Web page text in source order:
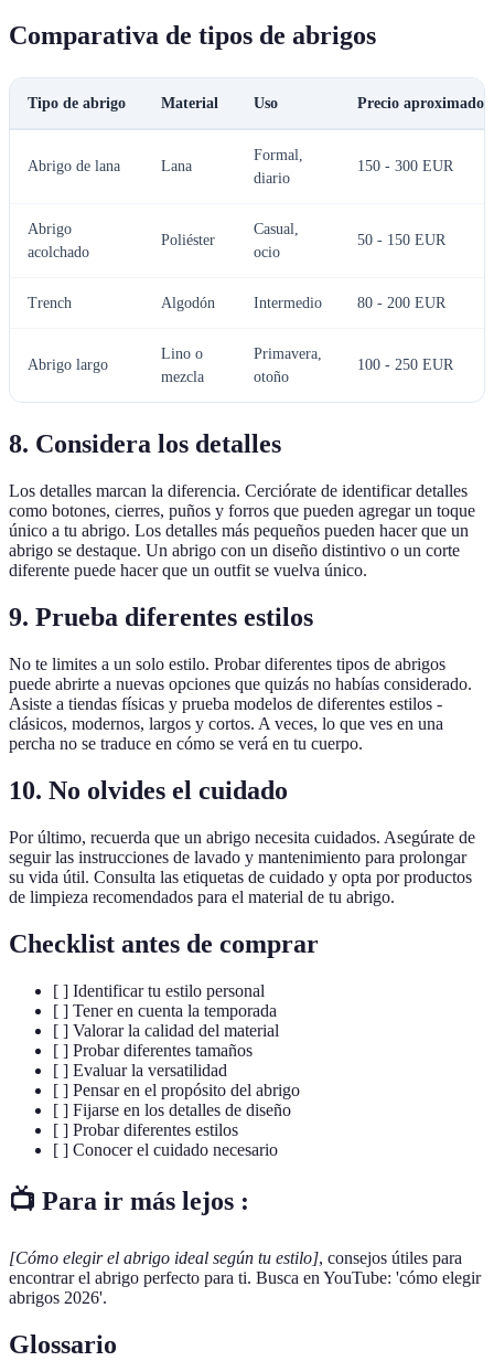
Comparativa de tipos de abrigos
Tipo de abrigo Material Uso Precio aproximado
Abrigo de lana Lana
Formal,
diario
150 - 300 EUR
Abrigo
acolchado
Poliéster
Casual,
ocio
50 - 150 EUR
Trench Algodón Intermedio 80 - 200 EUR
Abrigo largo
Lino o
mezcla
Primavera,
otoño
100 - 250 EUR
8. Considera los detalles
Los detalles marcan la diferencia. Cerciórate de identificar detalles
como botones, cierres, puños y forros que pueden agregar un toque
único a tu abrigo. Los detalles más pequeños pueden hacer que un
abrigo se destaque. Un abrigo con un diseño distintivo o un corte
diferente puede hacer que un outfit se vuelva único.
9. Prueba diferentes estilos
No te limites a un solo estilo. Probar diferentes tipos de abrigos
puede abrirte a nuevas opciones que quizás no habías considerado.
Asiste a tiendas físicas y prueba modelos de diferentes estilos -
clásicos, modernos, largos y cortos. A veces, lo que ves en una
percha no se traduce en cómo se verá en tu cuerpo.
10. No olvides el cuidado
Por último, recuerda que un abrigo necesita cuidados. Asegúrate de
seguir las instrucciones de lavado y mantenimiento para prolongar
su vida útil. Consulta las etiquetas de cuidado y opta por productos
de limpieza recomendados para el material de tu abrigo.
Checklist antes de comprar
[ ] Identificar tu estilo personal
[ ] Tener en cuenta la temporada
[ ] Valorar la calidad del material
[ ] Probar diferentes tamaños
[ ] Evaluar la versatilidad
[ ] Pensar en el propósito del abrigo
[ ] Fijarse en los detalles de diseño
[ ] Probar diferentes estilos
[ ] Conocer el cuidado necesario
📺 Para ir más lejos :
[Cómo elegir el abrigo ideal según tu estilo], consejos útiles para
encontrar el abrigo perfecto para ti. Busca en YouTube: 'cómo elegir
abrigos 2026'.
Glossario